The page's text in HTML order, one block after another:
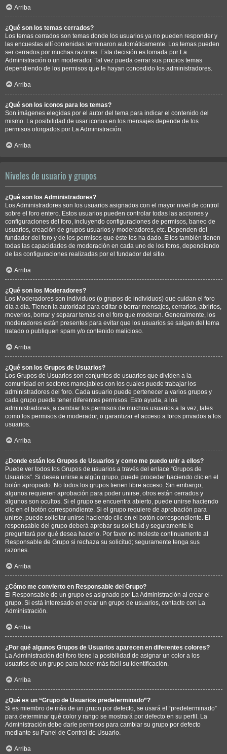
Arriba
¿Qué son los temas cerrados?
Los temas cerrados son temas donde los usuarios ya no pueden responder y
las encuestas allí contenidas terminaron automáticamente. Los temas pueden
ser cerrados por muchas razones. Esta decisión es tomada por La
Administración o un moderador. Tal vez pueda cerrar sus propios temas
dependiendo de los permisos que le hayan concedido los administradores.
Arriba
¿Qué son los iconos para los temas?
Son imágenes elegidas por el autor del tema para indicar el contenido del
mismo. La posibilidad de usar iconos en los mensajes depende de los
permisos otorgados por La Administración.
Arriba
Niveles de usuario y grupos
¿Qué son los Administradores?
Los Administradores son los usuarios asignados con el mayor nivel de control
sobre el foro entero. Estos usuarios pueden controlar todas las acciones y
configuraciones del foro, incluyendo configuraciones de permisos, baneo de
usuarios, creación de grupos usuarios y moderadores, etc. Dependen del
fundador del foro y de los permisos que éste les ha dado. Ellos también tienen
todas las capacidades de moderación en cada uno de los foros, dependiendo
de las configuraciones realizadas por el fundador del sitio.
Arriba
¿Qué son los Moderadores?
Los Moderadores son individuos (o grupos de individuos) que cuidan el foro
día a día. Tienen la autoridad para editar o borrar mensajes, cerrarlos, abrirlos,
moverlos, borrar y separar temas en el foro que moderan. Generalmente, los
moderadores están presentes para evitar que los usuarios se salgan del tema
tratado o publiquen spam y/o contenido malicioso.
Arriba
¿Qué son los Grupos de Usuarios?
Los Grupos de Usuarios son conjuntos de usuarios que dividen a la
comunidad en sectores manejables con los cuales puede trabajar los
administradores del foro. Cada usuario puede pertenecer a varios grupos y
cada grupo puede tener diferentes permisos. Esto ayuda, a los
administradores, a cambiar los permisos de muchos usuarios a la vez, tales
como los permisos de moderador, o garantizar el acceso a foros privados a los
usuarios.
Arriba
¿Donde están los Grupos de Usuarios y como me puedo unir a ellos?
Puede ver todos los Grupos de usuarios a través del enlace “Grupos de
Usuarios”. Si desea unirse a algún grupo, puede proceder haciendo clic en el
botón apropiado. No todos los grupos tienen libre acceso. Sin embargo,
algunos requieren aprobación para poder unirse, otros están cerrados y
algunos son ocultos. Si el grupo se encuentra abierto, puede unirse haciendo
clic en el botón correspondiente. Si el grupo requiere de aprobación para
unirse, puede solicitar unirse haciendo clic en el botón correspondiente. El
responsable del grupo deberá aprobar su solicitud y seguramente le
preguntará por qué desea hacerlo. Por favor no moleste continuamente al
Responsable de Grupo si rechaza su solicitud; seguramente tenga sus
razones.
Arriba
¿Cómo me convierto en Responsable del Grupo?
El Responsable de un grupo es asignado por La Administración al crear el
grupo. Si está interesado en crear un grupo de usuarios, contacte con La
Administración.
Arriba
¿Por qué algunos Grupos de Usuarios aparecen en diferentes colores?
La Administración del foro tiene la posibilidad de asignar un color a los
usuarios de un grupo para hacer más fácil su identificación.
Arriba
¿Qué es un “Grupo de Usuarios predeterminado”?
Si es miembro de más de un grupo por defecto, se usará el “predeterminado”
para determinar qué color y rango se mostrará por defecto en su perfil. La
Administración debe darle permisos para cambiar su grupo por defecto
mediante su Panel de Control de Usuario.
Arriba